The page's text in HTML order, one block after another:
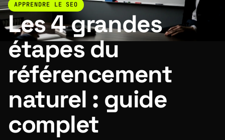
APPRENDRE LE SEO
Les 4 grandes
étapes du
référencement
naturel : guide
complet